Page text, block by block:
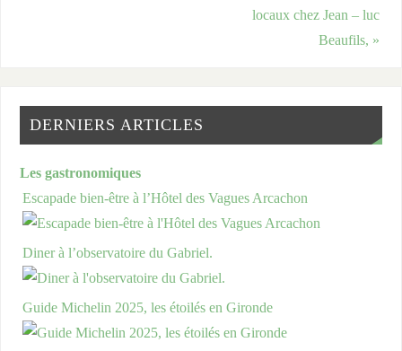
locaux chez Jean – luc
Beaufils, »
DERNIERS ARTICLES
Les gastronomiques
Escapade bien-être à l’Hôtel des Vagues Arcachon
Diner à l’observatoire du Gabriel.
Guide Michelin 2025, les étoilés en Gironde